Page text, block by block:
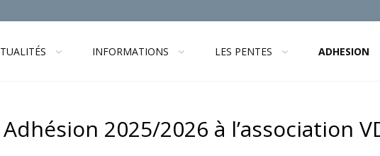
INFORMATIONS LES PENTES ADHESION
Adhésion 2025/2026 à l’association